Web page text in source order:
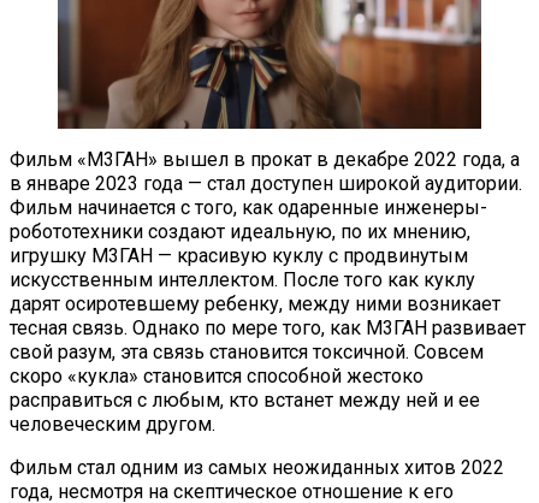
Фильм «М3ГАН» вышел в прокат в декабре 2022 года, а
в январе 2023 года — стал доступен широкой аудитории.
Фильм начинается с того, как одаренные инженеры-
робототехники создают идеальную, по их мнению,
игрушку М3ГАН — красивую куклу с продвинутым
искусственным интеллектом. После того как куклу
дарят осиротевшему ребенку, между ними возникает
тесная связь. Однако по мере того, как М3ГАН развивает
свой разум, эта связь становится токсичной. Совсем
скоро «кукла» становится способной жестоко
расправиться с любым, кто встанет между ней и ее
человеческим другом.
Фильм стал одним из самых неожиданных хитов 2022
года, несмотря на скептическое отношение к его